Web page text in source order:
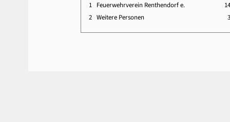
1 Feuerwehrverein Renthendorf e.
2 Weitere Personen